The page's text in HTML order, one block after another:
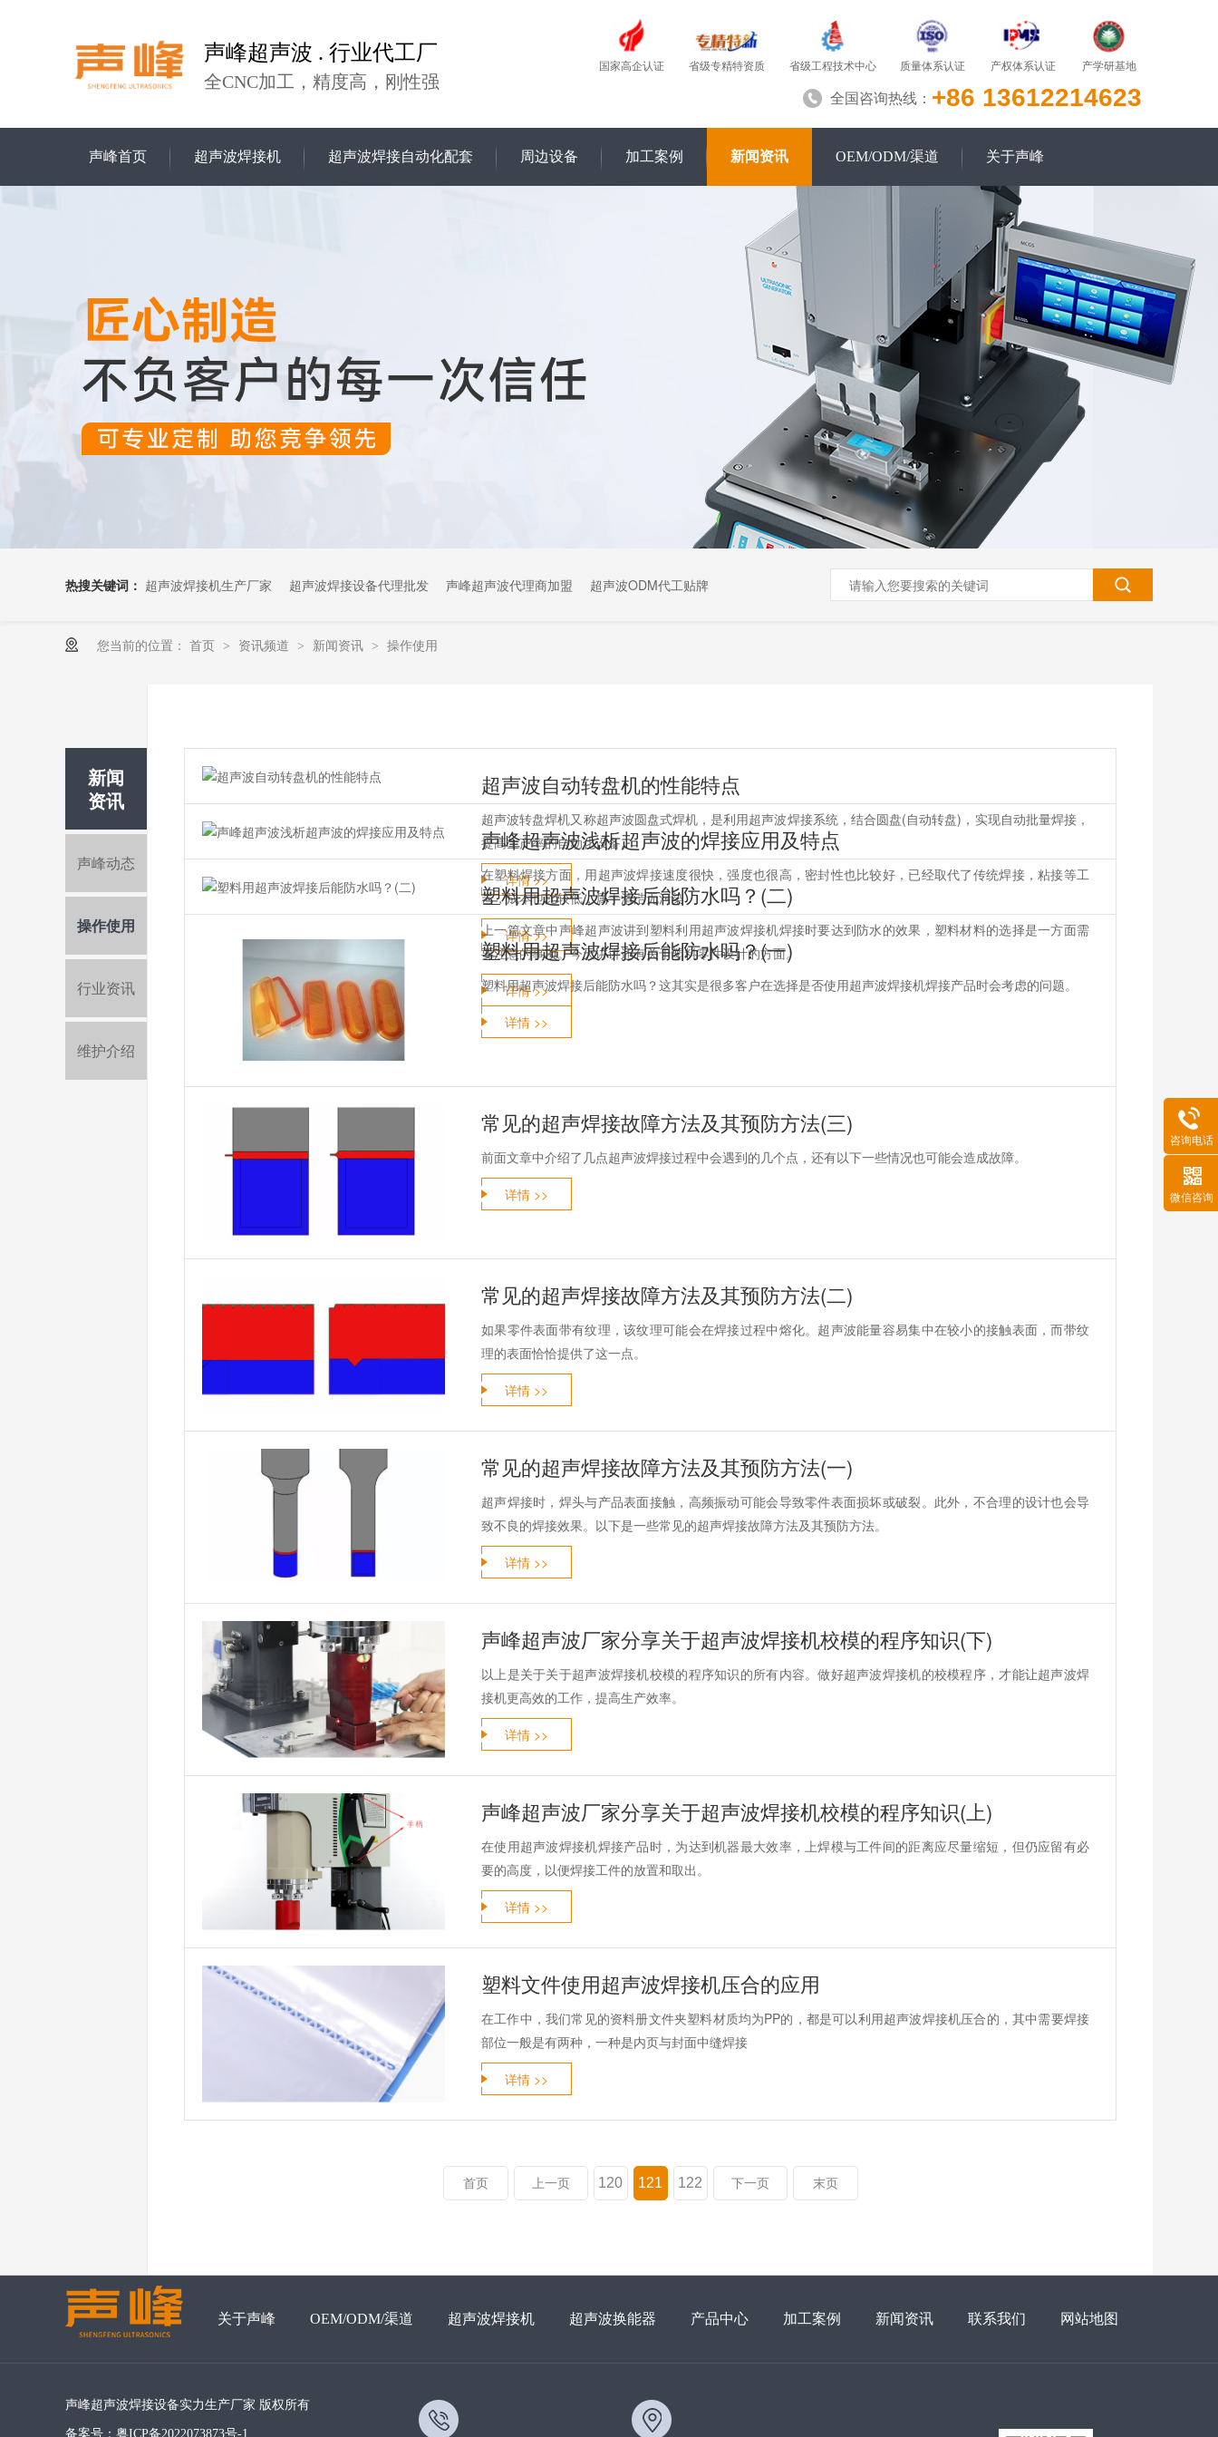
声峰超声波 . 行业代工厂
全CNC加工，精度高，刚性强
国家高企认证 省级专精特资质 省级工程技术中心 质量体系认证 产权体系认证 产学研基地
全国咨询热线： +86 13612214623
声峰首页 超声波焊接机 超声波焊接自动化配套 周边设备 加工案例 新闻资讯 OEM/ODM/渠道 关于声峰
热搜关键词： 超声波焊接机生产厂家 超声波焊接设备代理批发 声峰超声波代理商加盟 超声波ODM代工贴牌
超声波OEM代加工
您当前的位置： 首页 > 资讯频道 > 新闻资讯 > 操作使用
超声波自动转盘机的性能特点
超声波转盘焊机又称超声波圆盘式焊机，是利用超声波焊接系统，结合圆盘(自动转盘)，实现自动批量焊接，
提高生产率的自动化设备。
详情 >>
声峰超声波浅析超声波的焊接应用及特点
在塑料焊接方面，用超声波焊接速度很快，强度也很高，密封性也比较好，已经取代了传统焊接，粘接等工
艺，成本也比较低，属于清洁无污染
详情 >>
塑料用超声波焊接后能防水吗？(二)
上一篇文章中声峰超声波讲到塑料利用超声波焊接机焊接时要达到防水的效果，塑料材料的选择是一方面需
要注意的事项。今天讲讲还有关于塑料零件设计的方面。
详情 >>
塑料用超声波焊接后能防水吗？(一)
塑料用超声波焊接后能防水吗？这其实是很多客户在选择是否使用超声波焊接机焊接产品时会考虑的问题。
详情 >>
常见的超声焊接故障方法及其预防方法(三)
前面文章中介绍了几点超声波焊接过程中会遇到的几个点，还有以下一些情况也可能会造成故障。
详情 >>
常见的超声焊接故障方法及其预防方法(二)
如果零件表面带有纹理，该纹理可能会在焊接过程中熔化。超声波能量容易集中在较小的接触表面，而带纹
理的表面恰恰提供了这一点。
详情 >>
常见的超声焊接故障方法及其预防方法(一)
超声焊接时，焊头与产品表面接触，高频振动可能会导致零件表面损坏或破裂。此外，不合理的设计也会导
致不良的焊接效果。以下是一些常见的超声焊接故障方法及其预防方法。
详情 >>
声峰超声波厂家分享关于超声波焊接机校模的程序知识(下)
以上是关于关于超声波焊接机校模的程序知识的所有内容。做好超声波焊接机的校模程序，才能让超声波焊
接机更高效的工作，提高生产效率。
详情 >>
声峰超声波厂家分享关于超声波焊接机校模的程序知识(上)
在使用超声波焊接机焊接产品时，为达到机器最大效率，上焊模与工件间的距离应尽量缩短，但仍应留有必
要的高度，以便焊接工件的放置和取出。
详情 >>
塑料文件使用超声波焊接机压合的应用
在工作中，我们常见的资料册文件夹塑料材质均为PP的，都是可以利用超声波焊接机压合的，其中需要焊接
部位一般是有两种，一种是内页与封面中缝焊接
详情 >>
首页 上一页 120 121 122 下一页 末页
新闻
资讯
声峰动态
操作使用
行业资讯
维护介绍
关于声峰 OEM/ODM/渠道 超声波焊接机 超声波换能器 产品中心 加工案例 新闻资讯 联系我们 网站地图
声峰超声波焊接设备实力生产厂家 版权所有
备案号： 粤ICP备2022073873号-1
咨询电话
微信咨询